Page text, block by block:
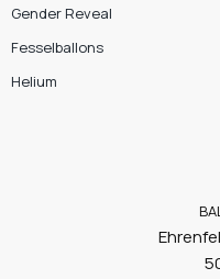
Gender Reveal
Fesselballons
Helium